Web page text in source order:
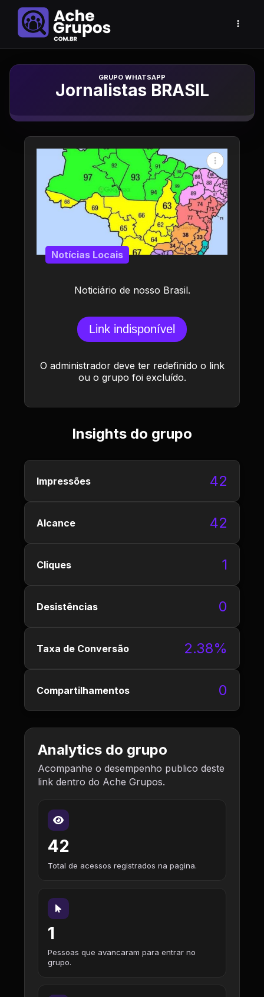
Grupo de Whatsapp
Jornalistas BRASIL
Noticiário de nosso Brasil.
Notícias Locais
Link indisponível
O administrador deve ter redefinido o link
ou o grupo foi excluído.
Insights do grupo
Impressões 42
Alcance 42
Cliques 1
Desistências 0
Taxa de Conversão 2.38%
Compartilhamentos 0
Analytics do grupo
Acompanhe o desempenho publico deste
link dentro do Ache Grupos.
42
Total de acessos registrados na pagina.
1
Pessoas que avancaram para entrar no
grupo.